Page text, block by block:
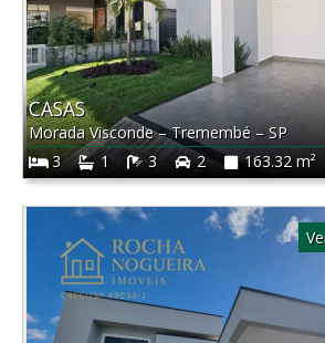
CASAS
Morada Visconde–Tremembé – SP
3
1 3 2 163.32 m²